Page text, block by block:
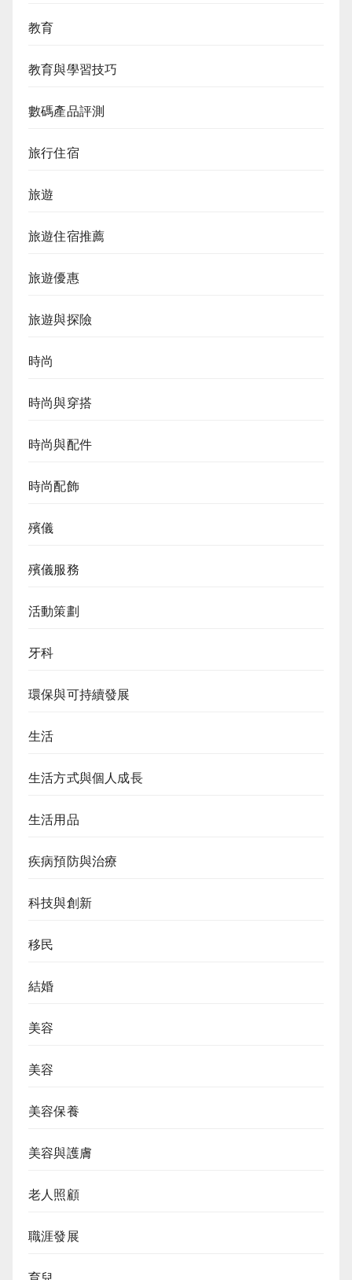
教育
教育與學習技巧
數碼產品評測
旅行住宿
旅遊
旅遊住宿推薦
旅遊優惠
旅遊與探險
時尚
時尚與穿搭
時尚與配件
時尚配飾
殯儀
殯儀服務
活動策劃
牙科
環保與可持續發展
生活
生活方式與個人成長
生活用品
疾病預防與治療
科技與創新
移民
結婚
美容
美容
美容保養
美容與護膚
老人照顧
職涯發展